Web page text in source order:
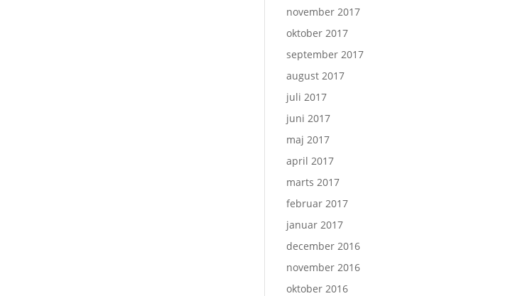
november 2017
oktober 2017
september 2017
august 2017
juli 2017
juni 2017
maj 2017
april 2017
marts 2017
februar 2017
januar 2017
december 2016
november 2016
oktober 2016